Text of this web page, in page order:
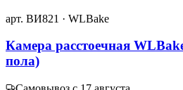
арт. ВИ821 · WLBake
Камера расстоечная
пола)